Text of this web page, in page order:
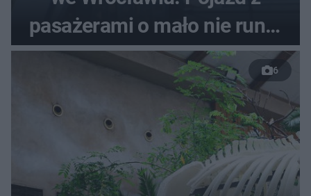
pasażerami o mało nie runął
do rzeki
6